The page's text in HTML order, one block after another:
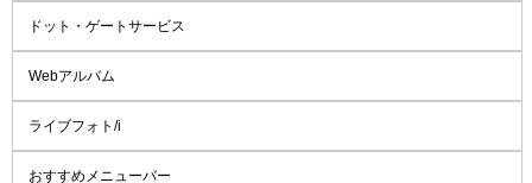
ドット・ゲートサービス
Webアルバム
ライブフォト/i
おすすめメニューバー